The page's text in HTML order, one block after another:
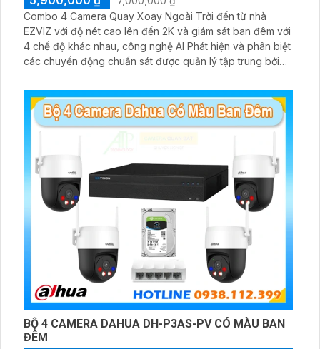
Combo 4 Camera Quay Xoay Ngoài Trời đến từ nhà
EZVIZ với độ nét cao lên đến 2K và giám sát ban đêm với
4 chế độ khác nhau, công nghệ AI Phát hiện và phân biệt
các chuyển động chuẩn sát được quản lý tập trung bởi
BỘ 4 CAMERA DAHUA DH-P3AS-PV CÓ MÀU BAN
ĐÊM